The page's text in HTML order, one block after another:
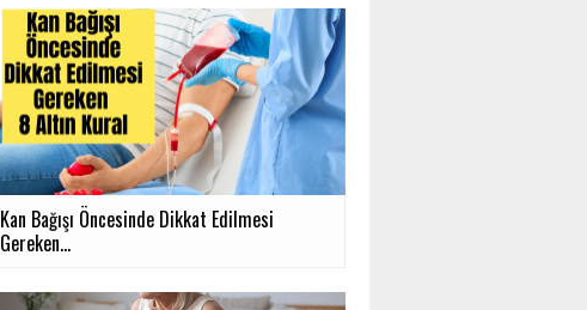
Kan Bağışı Öncesinde Dikkat Edilmesi
Gereken...